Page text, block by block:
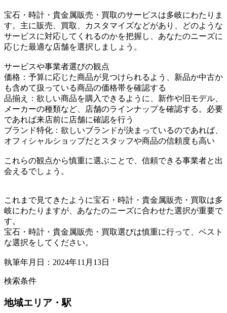
宝石・時計・貴金属販売・買取のサービスは多岐にわたりま
す。主に販売、買取、カスタマイズなどがあり、どのような
サービスに対応してくれるのかを把握し、あなたのニーズに
応じた最適な店舗を選択しましょう。
サービスや事業者選びの観点
価格：予算に応じた商品が見つけられるよう、新品か中古か
も含めて扱っている商品の価格帯を確認する
品揃え：欲しい商品を購入できるように、新作や旧モデル、
メーカーの種類など、店舗のラインナップを確認する。必要
であれば来店前に店舗に確認を行う
ブランド特化：欲しいブランドが決まっているのであれば、
オフィシャルショップだとスタッフや商品の信頼度も高い
これらの観点から慎重に選ぶことで、信頼できる事業者と出
会えるでしょう。
これまで見てきたように宝石・時計・貴金属販売・買取は多
岐にわたりますが、あなたのニーズに合わせた選択が重要で
す。
宝石・時計・貴金属販売・買取選びは慎重に行って、ベスト
な選択をしてください。
執筆年月日：2024年11月13日
検索条件
地域エリア・駅